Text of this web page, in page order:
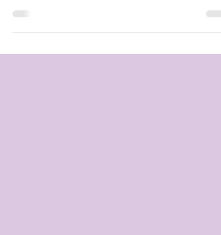
いつも応援下さり、ご来店くださるお客様に心よ
つでも素敵🎵 ♡関内VENUS♡2025年5月27日(火)
瀬あつ子 vo. 斎藤クミコ pf. 華やかなDuo🌸 楽しい